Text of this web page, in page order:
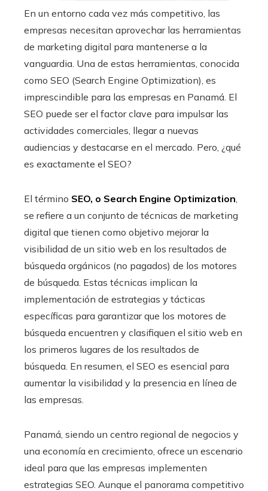
En un entorno cada vez más competitivo, las
empresas necesitan aprovechar las herramientas
de marketing digital para mantenerse a la
vanguardia. Una de estas herramientas, conocida
como SEO (Search Engine Optimization), es
imprescindible para las empresas en Panamá. El
SEO puede ser el factor clave para impulsar las
actividades comerciales, llegar a nuevas
audiencias y destacarse en el mercado. Pero, ¿qué
es exactamente el SEO?
El término SEO, o Search Engine Optimization
se refiere a un conjunto de técnicas de marketing
digital que tienen como objetivo mejorar la
visibilidad de un sitio web en los resultados de
búsqueda orgánicos (no pagados) de los motores
de búsqueda. Estas técnicas implican la
implementación de estrategias y tácticas
específicas para garantizar que los motores de
búsqueda encuentren y clasifiquen el sitio web en
los primeros lugares de los resultados de
búsqueda. En resumen, el SEO es esencial para
aumentar la visibilidad y la presencia en línea de
las empresas.
Panamá, siendo un centro regional de negocios y
una economía en crecimiento, ofrece un escenario
ideal para que las empresas implementen
estrategias SEO. Aunque el panorama competitivo